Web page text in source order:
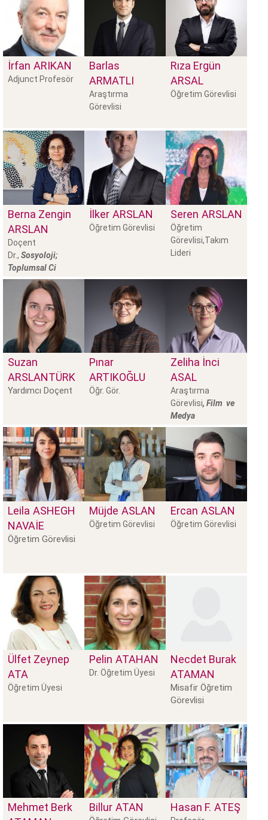
İrfan ARIKAN
Adjunct Profesör
Barlas
ARMATLI
Araştırma
Görevlisi
Rıza Ergün
ARSAL
Öğretim Görevlisi
Berna Zengin
ARSLAN
Doçent
Dr., Sosyoloji;
Toplumsal Ci
İlker ARSLAN
Öğretim Görevlisi
Seren ARSLAN
Öğretim
Görevlisi,Takım
Lideri
Suzan
ARSLANTÜRK
Yardımcı Doçent
Pınar
ARTIKOĞLU
Öğr. Gör.
Zeliha İnci
ASAL
Araştırma
Görevlisi, Film ve
Medya
Leila ASHEGH
NAVAIE
Öğretim Görevlisi
Müjde ASLAN
Öğretim Görevlisi
Ercan ASLAN
Öğretim Görevlisi
Ülfet Zeynep
ATA
Öğretim Üyesi
Pelin ATAHAN
Dr. Öğretim Üyesi
Necdet Burak
ATAMAN
Misafir Öğretim
Görevlisi
Mehmet Berk
Billur ATAN Hasan F. ATEŞ